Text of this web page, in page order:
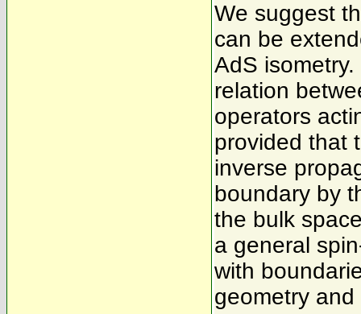
We suggest
can be
AdS
relation
operators
provided that
inverse
boundary by
the bulk
a general
with
geometry